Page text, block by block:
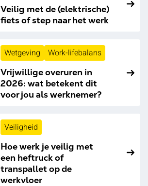
Veilig met de (elektrische)
fiets of step naar het werk
Wetgeving Work-lifebalans
Vrijwillige overuren in
2026: wat betekent dit
voor jou als werknemer?
Veiligheid
Hoe werk je veilig met
een heftruck of
transpallet op de
werkvloer